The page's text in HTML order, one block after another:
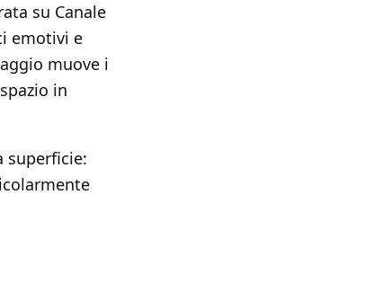
su Canale
emotivi e
muove i
in
superficie: